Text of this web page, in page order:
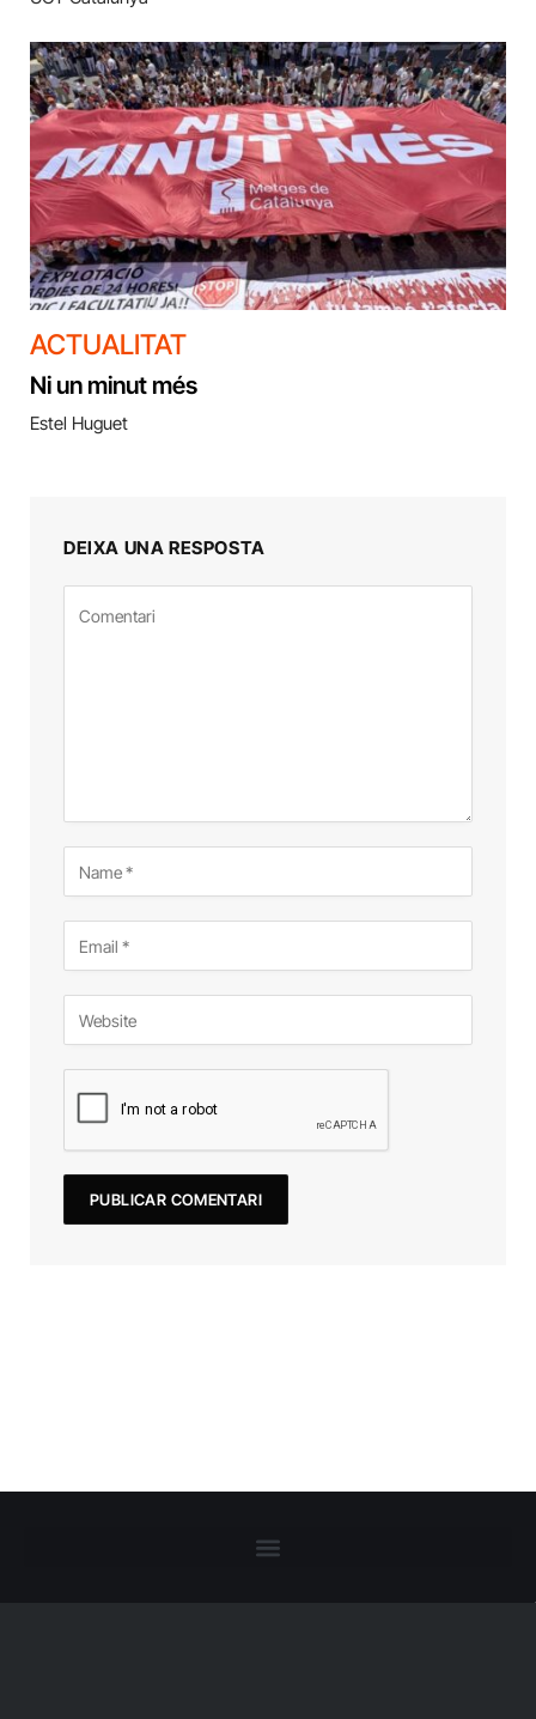
ACTUALITAT
Ni un minut més
Estel Huguet
DEIXA UNA RESPOSTA